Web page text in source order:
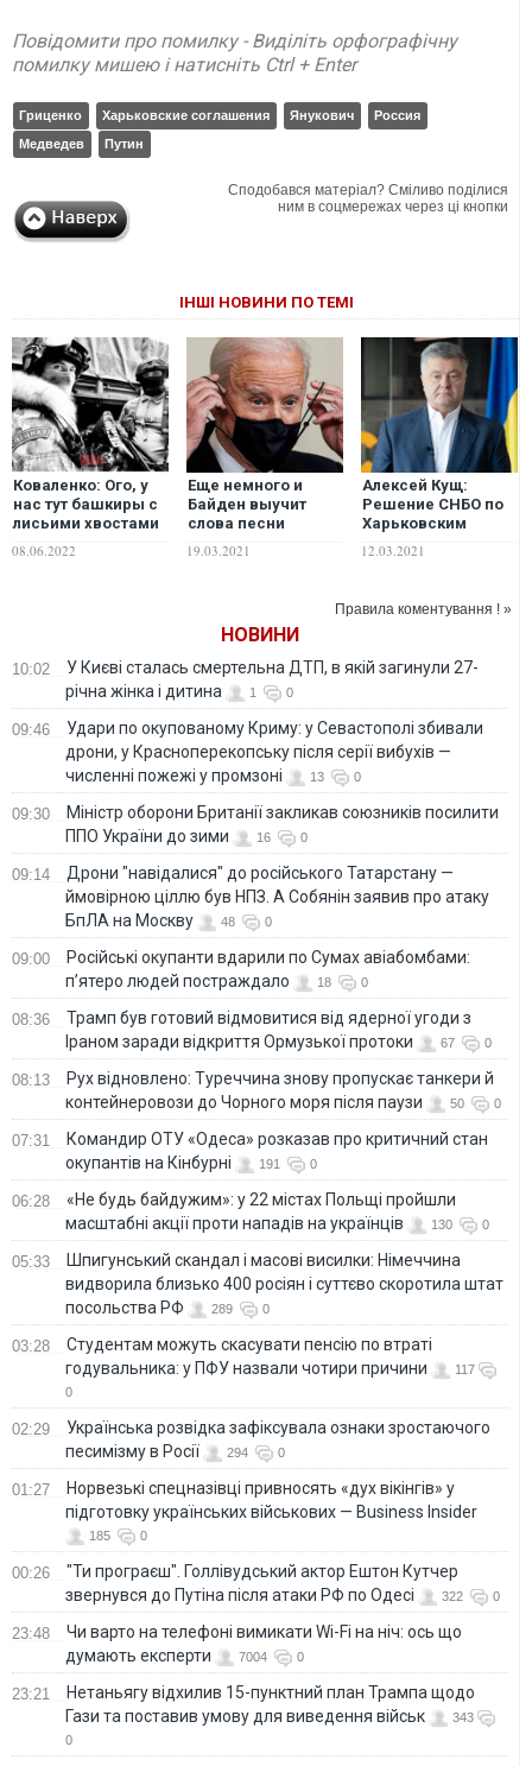
Повідомити про помилку - Виділіть орфографічну
помилку мишею і натисніть Ctrl + Enter
Гриценко Харьковские соглашения Янукович
Россия
Медведев
Путин
Сподобався матеріал? Сміливо поділися
ним в соцмережах через ці кнопки
ІНШІ НОВИНИ ПО ТЕМІ
Коваленко: Ого, у
нас тут башкиры с
лисьими хвостами
на Харьковском
направлении
08.06.2022
Еще немного и
Байден выучит
слова песни
харьковских
фанатов и споет их
Фурса
19.03.2021
Алексей Кущ:
Решение СНБО по
Харьковским
соглашениям – как
рикошет по
12.03.2021
Правила коментування ! »
НОВИНИ
10:02
У Києві сталась смертельна ДТП, в якій загинули 27-
річна жінка і дитина
1 0
09:46
Удари по окупованому Криму: у Севастополі збивали
дрони, у Красноперекопську після серії вибухів —
численні пожежі у промзоні
13 0
09:30
Міністр оборони Британії закликав союзників посилити
ППО України до зими
16 0
09:14
Дрони "навідалися" до російського Татарстану —
ймовірною ціллю був НПЗ. А Собянін заявив про атаку
БпЛА на Москву
48 0
09:00
Російські окупанти вдарили по Сумах авіабомбами:
п’ятеро людей постраждало
18 0
08:36
Трамп був готовий відмовитися від ядерної угоди з
Іраном заради відкриття Ормузької протоки
67 0
08:13
Рух відновлено: Туреччина знову пропускає танкери й
контейнеровози до Чорного моря після паузи
50 0
07:31
Командир ОТУ «Одеса» розказав про критичний стан
окупантів на Кінбурні
191 0
06:28
«Не будь байдужим»: у 22 містах Польщі пройшли
масштабні акції проти нападів на українців
130 0
05:33
Шпигунський скандал і масові висилки: Німеччина
видворила близько 400 росіян і суттєво скоротила штат
посольства РФ
289 0
03:28
Студентам можуть скасувати пенсію по втраті
годувальника: у ПФУ назвали чотири причини
117
0
02:29
Українська розвідка зафіксувала ознаки зростаючого
песимізму в Росії
294 0
01:27
Норвезькі спецназівці привносять «дух вікінгів» у
підготовку українських військових — Business Insider
185 0
00:26
"Ти програєш". Голлівудський актор Ештон Кутчер
звернувся до Путіна після атаки РФ по Одесі
322 0
23:48
Чи варто на телефонi вимикати Wi-Fi на ніч: ось що
думають експерти
7004 0
23:21
Нетаньягу відхилив 15-пунктний план Трампа щодо
Гази та поставив умову для виведення військ
343
0